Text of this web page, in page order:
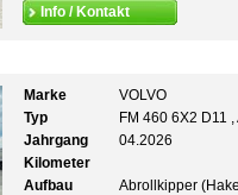
Info / Kontakt
Marke
VOLVO
Typ
FM 460 6X2 D11
Jahrgang
04.2026
Kilometer
Aufbau
Abrollkipper